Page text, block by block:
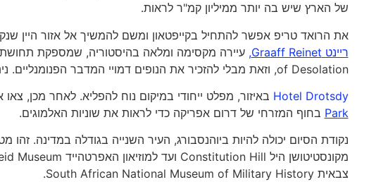
של הארץ שיש בה יותר ממיליון קמ"ר לראות.
את הרואד טריפ אפשר להתחיל בקייפטאון ומשם להמשיך אל אזור היין
ריינט Graaff Reinet,
of Desolation, וזאת מבלי להזכיר את הנופים דמויי המדבר הפנומנליים. ניתן להתארח ב-
Hotel Drotsdy באיזור, מפלט ייחודי במיקום נוח להפליא. לאחר מכן, צאו
Park בחוף המזרחי של דרום אפריקה כדי לראות את שוניות האלמוגים.
נקודת הסיום יכולה להיות ביוהנסבורג, העיר השנייה בגודלה במדינה.
צבאית South African National Museum of Military History.